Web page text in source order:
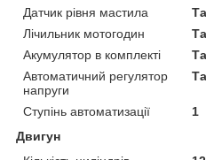
Датчик рівня мастила
Лічильник мотогодин
Акумулятор в комплекті
Автоматичний регулятор
напруги
Ступінь автоматизації
1
Двигун